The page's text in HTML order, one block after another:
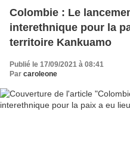
Colombie : Le
interethnique pour la
territoire Kankuamo
Publié le 17/09/2021 à 08:41
Par caroleone